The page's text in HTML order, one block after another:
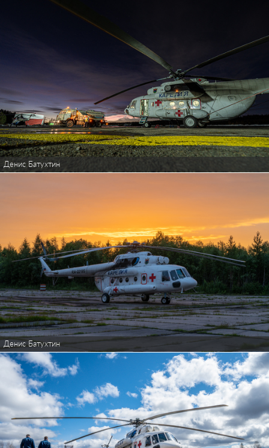
Денис Батухтин
Денис Батухтин